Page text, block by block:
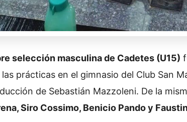
selección masculina de Cadetes (U15)
prácticas en el gimnasio del Club San
de Sebastián Mazzoleni. De la
Siro Cossimo, Benicio Pando y